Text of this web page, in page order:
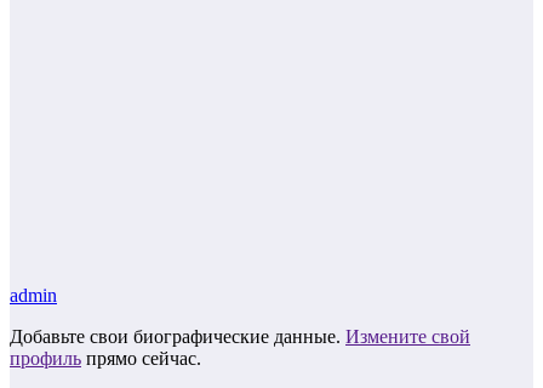
admin
Добавьте свои биографические данные. Измените свой
профиль прямо сейчас.